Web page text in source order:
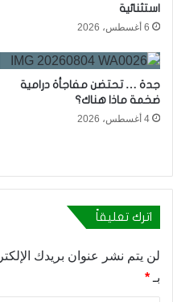
استثنائية
6 أغسطس، 2026
جدة … تحتضن مفاجأة درامية
ضخمة ماذا هناك؟
4 أغسطس، 2026
اترك تعليقاً
لن يتم نشر عنوان بريدك
بـ *